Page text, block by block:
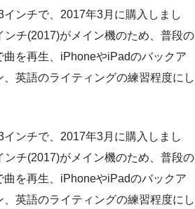
ンチで、2017年3月に購入しまし
ンチ(2017)がメイン機のため、普段の
を再生、iPhoneやiPadのバックア
英語のライティングの練習程度にし
ンチで、2017年3月に購入しまし
ンチ(2017)がメイン機のため、普段の
を再生、iPhoneやiPadのバックア
英語のライティングの練習程度にし